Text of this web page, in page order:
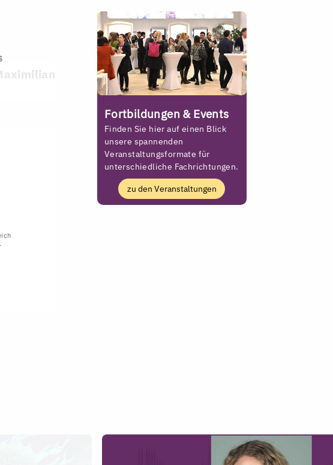
Fortbildungen & Events
Finden Sie hier auf einen Blick
unsere spannenden
Veranstaltungsformate für
unterschiedliche Fachrichtungen.
zu den Veranstaltungen